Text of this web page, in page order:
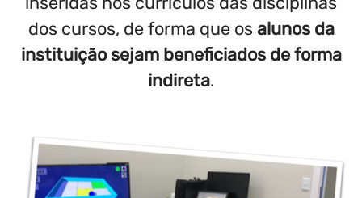
dos cursos, de forma que os alunos da
instituição sejam beneficiados de forma
indireta.